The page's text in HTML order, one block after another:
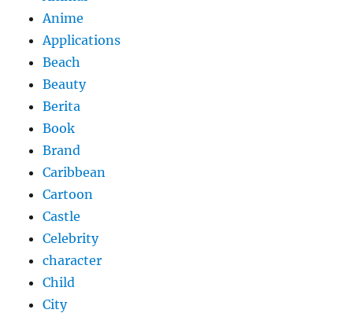
Anime
Applications
Beach
Beauty
Berita
Book
Brand
Caribbean
Cartoon
Castle
Celebrity
character
Child
City